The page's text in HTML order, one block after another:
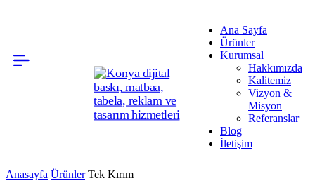
Ana Sayfa
Ürünler
Kurumsal
Hakkımızda
Kalitemiz
Vizyon &
Misyon
Referanslar
Blog
İletişim
Anasayfa Ürünler Tek Kırım